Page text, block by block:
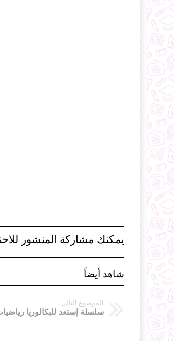
يمكنك مشاركة المنشور
شاهد أيضاً
الموضوع التالي
سلسلة إستعد للبكالوريا